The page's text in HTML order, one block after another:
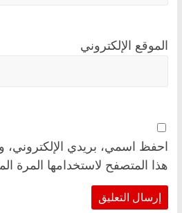
الموقع الإلكتروني
احفظ اسمي، بريدي الإلكتروني،
هذا المتصفح لاستخدامها المرة